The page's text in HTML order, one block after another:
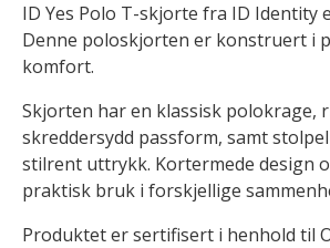
ID Yes Polo T-skjorte fra ID
Denne poloskjorten er konstruert i
komfort.
Skjorten har en klassisk
skreddersydd passform, samt
stilrent uttrykk. Kortermede design
praktisk bruk i forskjellige
Produktet er sertifisert i henhold til